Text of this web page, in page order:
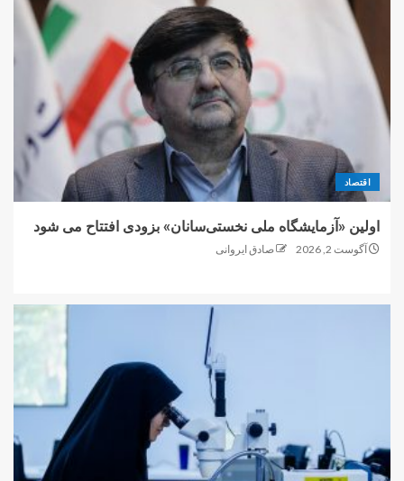
اقتصاد
اولین «آزمایشگاه ملی نخستی‌سانان» بزودی افتتاح می شود
آگوست 2, 2026 صادق ایروانی